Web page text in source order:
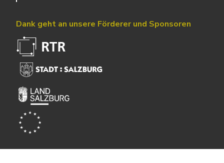
Dank geht an unsere Förderer und Sponsoren